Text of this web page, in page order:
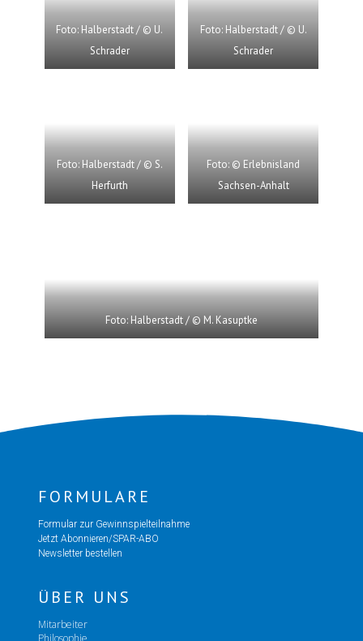
Foto: Halberstadt / © U.
Schrader
Foto: Halberstadt / © U.
Schrader
Foto: Halberstadt / © S.
Herfurth
Foto: © Erlebnisland
Sachsen-Anhalt
Foto: Halberstadt / © M. Kasuptke
FORMULARE
Formular zur Gewinnspielteilnahme
Jetzt Abonnieren/SPAR-ABO
Newsletter bestellen
ÜBER UNS
Mitarbeiter
Philosophie